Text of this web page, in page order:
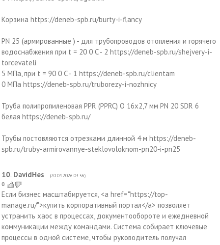
Корзина https://deneb-spb.ru/burty-i-flancy
PN 25 (армированные ) - для трубопроводов отопления и горячего
водоснабжения при t = 20 0 C - 2 https://deneb-spb.ru/shejvery-i-
torcevateli
5 МПа, при t = 90 0 C - 1 https://deneb-spb.ru/clientam
0 МПа https://deneb-spb.ru/truborezy-i-nozhnicy
Труба полипропиленовая PPR (PPRC) O 16х2,7 мм PN 20 SDR 6
белая https://deneb-spb.ru/
Трубы постовляются отрезками длинной 4 м https://deneb-
spb.ru/truby-armirovannye-steklovoloknom-pn20-i-pn25
10. DavidHes (20.04.2026 03:36)
0
Если бизнес масштабируется, <a href="https://top-
manage.ru/">купить корпоративный портал</a> позволяет
устранить хаос в процессах, документообороте и ежедневной
коммуникации между командами. Система собирает ключевые
процессы в одной системе, чтобы руководитель получал